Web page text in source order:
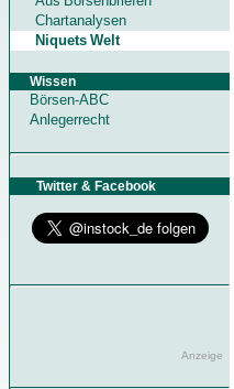
Chartanalysen
Niquets Welt
Wissen
Börsen-ABC
Anlegerrecht
Twitter & Facebook
Anzeige